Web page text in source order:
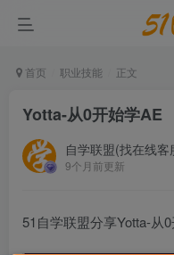
首页 职业技能 正文
Yotta-从0开始学AE
自学联盟(找在线
9个月前更新
51自学联盟分享Yotta-从